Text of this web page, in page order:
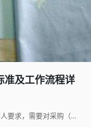
准及工作流程详
为确保采购的面料能不影响成衣质量及客人要求，需要对采购（或客供）的面料进行质量检验。所以面料验货的过程就尤为重要。本文将为大家详细介绍面料检测的标准和流程。